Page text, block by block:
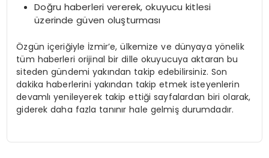
Doğru haberleri vererek, okuyucu kitlesi
üzerinde güven oluşturması
Özgün içeriğiyle İzmir’e, ülkemize ve dünyaya yönelik
tüm haberleri orijinal bir dille okuyucuya aktaran bu
siteden gündemi yakından takip edebilirsiniz. Son
dakika haberlerini yakından takip etmek isteyenlerin
devamlı yenileyerek takip ettiği sayfalardan biri olarak,
giderek daha fazla tanınır hale gelmiş durumdadır.